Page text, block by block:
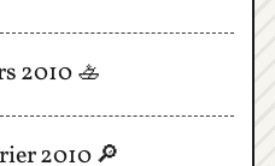
2010🚣
2010🔎